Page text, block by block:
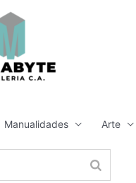
Manualidades Arte